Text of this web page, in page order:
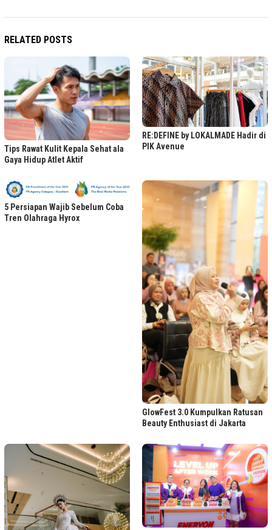
RELATED POSTS
Tips Rawat Kulit Kepala Sehat ala
Gaya Hidup Atlet Aktif
RE:DEFINE by LOKALMADE Hadir di
PIK Avenue
5 Persiapan Wajib Sebelum Coba
Tren Olahraga Hyrox
GlowFest 3.0 Kumpulkan Ratusan
Beauty Enthusiast di Jakarta